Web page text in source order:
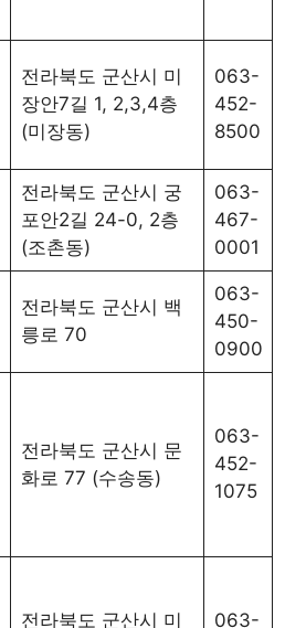
전라북도 군산시 미
장안7길 1, 2,3,4층
(미장동)
063-
452-
8500
전라북도 군산시 궁
포안2길 24-0, 2층
(조촌동)
063-
467-
0001
전라북도 군산시 백
릉로 70
063-
450-
0900
전라북도 군산시 문
화로 77 (수송동)
063-
452-
1075
전라북도 군산시 미 063-